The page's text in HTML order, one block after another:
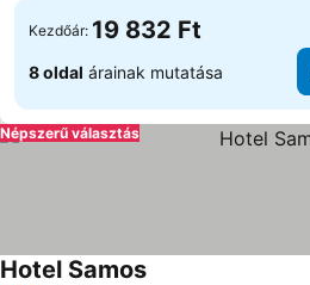
Kezdőár: 19 832 Ft
8 oldal árainak mutatása
Népszerű választás
Hotel Samos